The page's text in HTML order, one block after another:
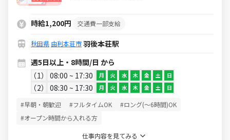
時給1,200円 交通費一部支給
秋田県 由利本荘市羽後本荘駅
週5日以上・8時間/日 から
1
08:00 ~ 17:30 月 火 水 木 金 土 日
2 08:30 ~ 17:30 月 火 水 木 金 土 日
#早朝・朝歓迎 #フルタイムOK
#ロング(～6時間)OK
#オープン時間から入れる方
仕事内容を見てみる